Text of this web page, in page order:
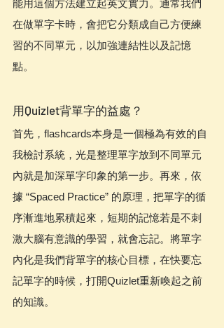
能用這個方法建立起英文實力。通常我們
在做單字卡時，會把它分類成自己方便練
習的不同單元，以加強連結性以及記憶
點。
用Quizlet背單字的益處？
首先，flashcards本身是一個極為有效的自
我檢討系統，光是整理單字放到不同單元
內就是加深單字印象的第一步。再來，依
據 “Spaced Practice” 的原理，把單字的循
序漸進地累積起來，短期的記憶若是不刺
激大腦有意識的學習，就會忘記。將單字
內化是我們背單字的核心目標，在快要忘
記單字的時候，打開Quizlet重新喚起之前
的知識。